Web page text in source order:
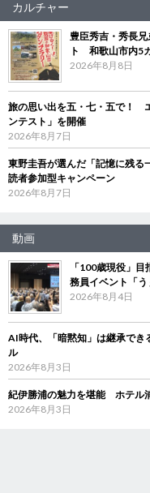
カルチャー
豊臣秀吉・秀長
ト 和歌山市内5
2026年8月8日
旅の思い出を五・七・五で！
ンテスト」を開催
2026年8月7日
東野圭吾が選んだ「記憶に残
読者参加型キャンペーン
2026年8月7日
動画
「100歳現役」
務員イベント「う
2026年8月4日
AI時代、「暗黙知」は継承で
ル
2026年8月3日
紀伊勝浦の魅力を堪能 ホテル
2026年8月3日